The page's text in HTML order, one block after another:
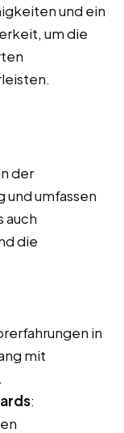
und ein
um die
der
umfassen
auch
die
in
mit
: